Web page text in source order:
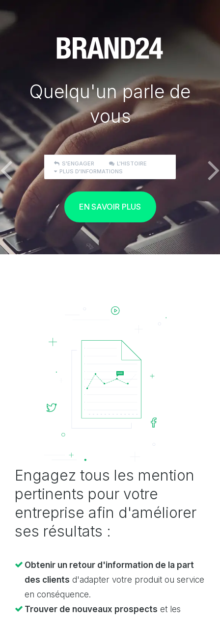
Quelqu'un parle de
vous
S'ENGAGER
L'HISTOIRE
PLUS D'INFORMATIONS
EN SAVOIR PLUS
Engagez tous les mention
pertinents pour votre
entreprise afin d'améliorer
ses résultats :
Obtenir un retour d'information de la part
des clients d'adapter votre produit ou service
en conséquence.
Trouver de nouveaux prospects et les